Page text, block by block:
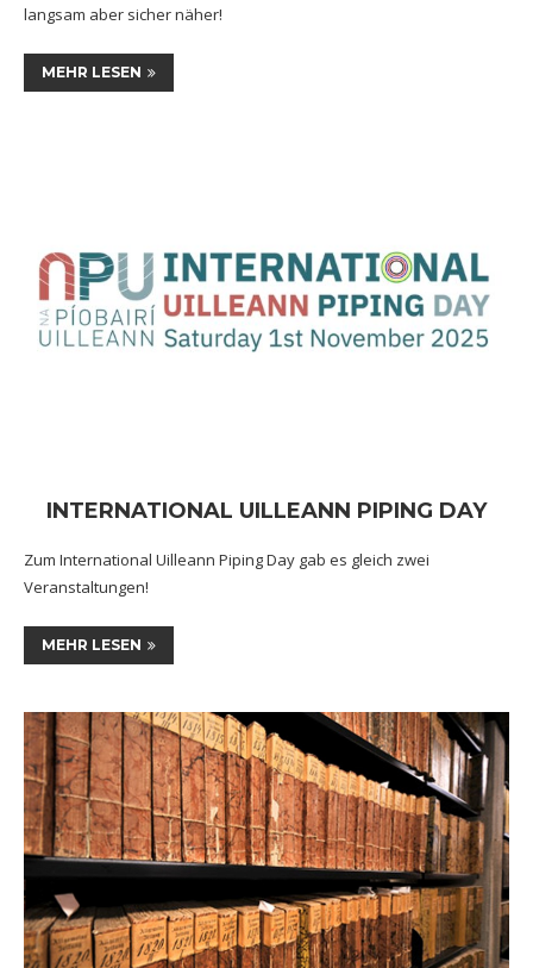
langsam aber sicher näher!
MEHR LESEN
INTERNATIONAL UILLEANN PIPING DAY
Zum International Uilleann Piping Day gab es gleich zwei
Veranstaltungen!
MEHR LESEN